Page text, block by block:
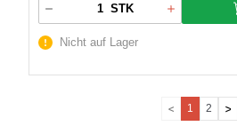
STK
Nicht auf Lager
1 2